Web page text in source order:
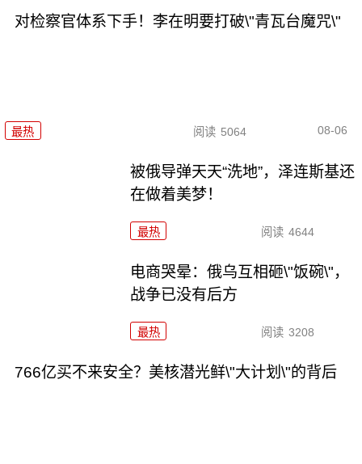
对检察官体系下手！李在明要打破\"青瓦台魔咒\"
最热 阅读 5064 08-06
被俄导弹天天“洗地”，泽连斯基还
在做着美梦！
最热 阅读 4644
电商哭晕：俄乌互相砸\"饭碗\"，
战争已没有后方
最热 阅读 3208
766亿买不来安全？美核潜光鲜\"大计划\"的背后